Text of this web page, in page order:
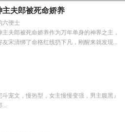
主夫郎被死命娇养
六便士
主夫郎被死命娇养作为万年单身的神界之主，
友宋清绑了命格红线扔下凡，刚醒来就发现...
宠文，慢热型，女主慢慢变强，男主腹黑』
...